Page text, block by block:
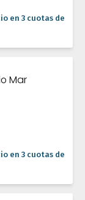
en 3 cuotas de
Mar
en 3 cuotas de